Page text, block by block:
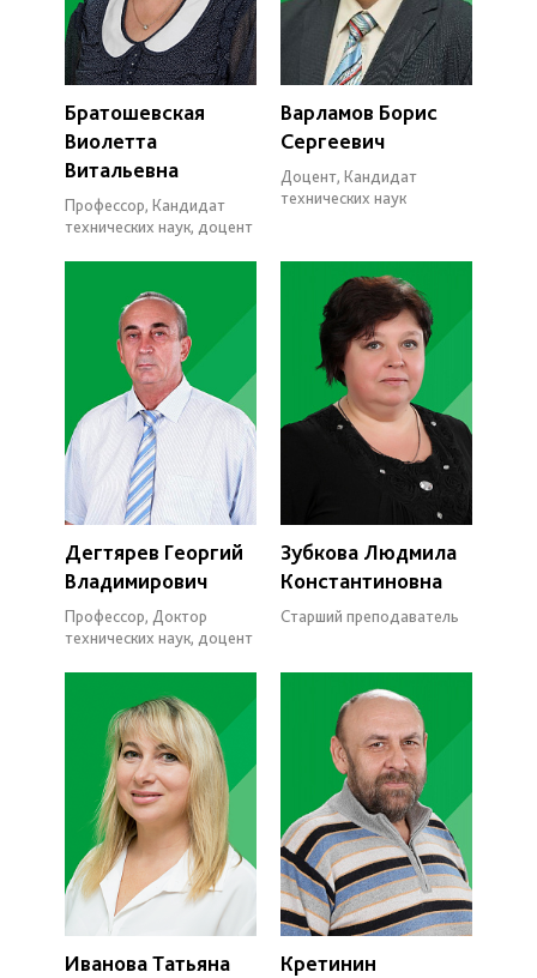
Братошевская
Виолетта
Витальевна
Профессор, Кандидат
технических наук, доцент
Варламов Борис
Сергеевич
Доцент, Кандидат
технических наук
Дегтярев Георгий
Владимирович
Профессор, Доктор
технических наук, доцент
Зубкова Людмила
Константиновна
Старший преподаватель
Иванова Татьяна Кретинин